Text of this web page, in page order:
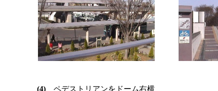
(4) ペデストリアンをドーム右横